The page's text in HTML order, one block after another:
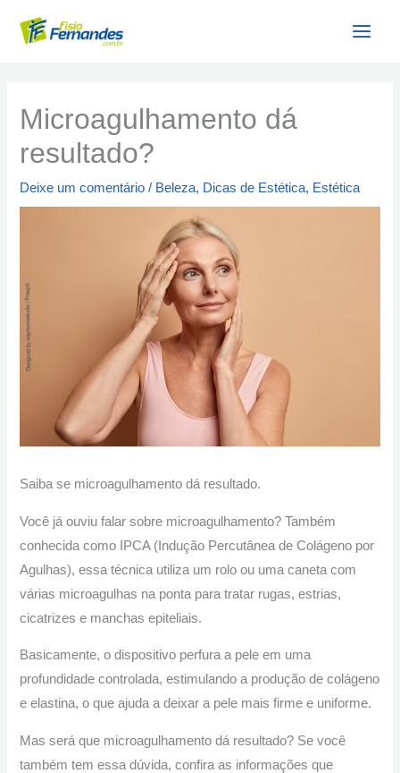
para
Microagulhamento dá
resultado?
Deixe um comentário / Beleza, Dicas de Estética, Estética
Saiba se microagulhamento dá resultado.
Você já ouviu falar sobre microagulhamento? Também
conhecida como IPCA (Indução Percutânea de Colágeno por
Agulhas), essa técnica utiliza um rolo ou uma caneta com
várias microagulhas na ponta para tratar rugas, estrias,
cicatrizes e manchas epiteliais.
Basicamente, o dispositivo perfura a pele em uma
profundidade controlada, estimulando a produção de colágeno
e elastina, o que ajuda a deixar a pele mais firme e uniforme.
Mas será que microagulhamento dá resultado? Se você
também tem essa dúvida, confira as informações que